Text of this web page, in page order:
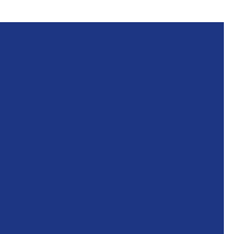
e ao